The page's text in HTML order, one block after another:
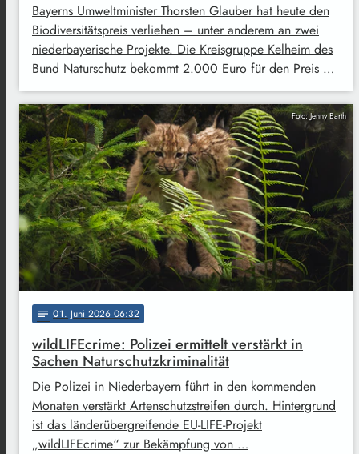
Bayerns Umweltminister Thorsten Glauber hat heute den
Biodiversitätspreis verliehen – unter anderem an zwei
niederbayerische Projekte. Die Kreisgruppe Kelheim des
Bund Naturschutz bekommt 2.000 Euro für den Preis …
Foto: Jenny Barth
notes 01. Juni 2026 06:32
wildLIFEcrime: Polizei ermittelt verstärkt in
Sachen Naturschutzkriminalität
Die Polizei in Niederbayern führt in den kommenden
Monaten verstärkt Artenschutzstreifen durch. Hintergrund
ist das länderübergreifende EU-LIFE-Projekt
„wildLIFEcrime“ zur Bekämpfung von …